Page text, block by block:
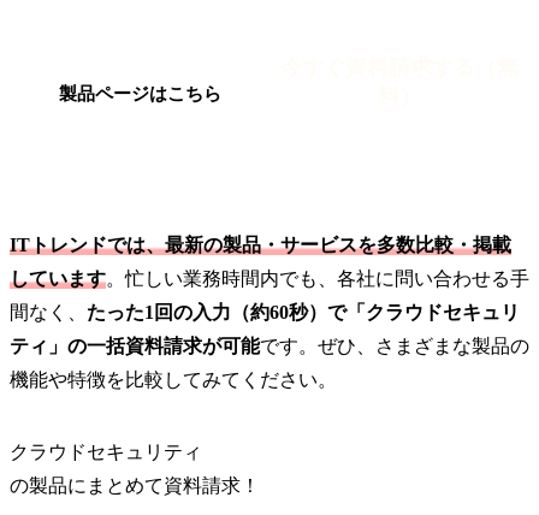
製品ページはこちら
ITトレンドでは、最新の製品・サービスを多数比較・掲載
しています。忙しい業務時間内でも、各社に問い合わせる手
間なく、 たった1回の入力（約60秒）で「クラウドセキュリ
ティ」の一括資料請求が可能です。ぜひ、さまざまな製品の
機能や特徴を比較してみてください。
クラウドセキュリティ
の製品にまとめて資料請求！